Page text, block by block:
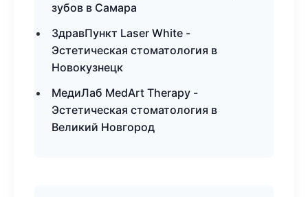
зубов в Самара
ЗдравПункт Laser White -
Эстетическая стоматология в
Новокузнецк
МедиЛаб MedArt Therapy -
Эстетическая стоматология в
Великий Новгород